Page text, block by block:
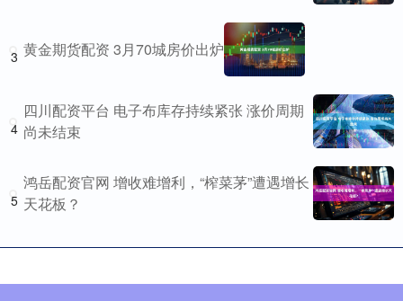
3 黄金期货配资 3月70城房价出炉
4
四川配资平台 电子布库存持续紧张 涨价周期
尚未结束
5
鸿岳配资官网 增收难增利，“榨菜茅”遭遇增长
天花板？